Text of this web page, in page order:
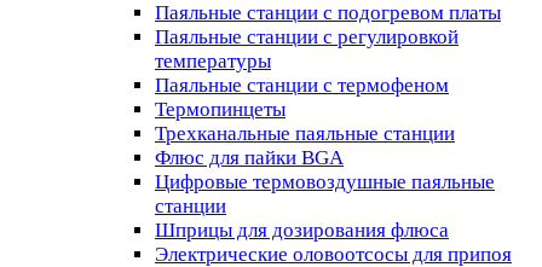
Паяльные станции с подогревом платы
Паяльные станции с регулировкой
температуры
Паяльные станции с термофеном
Термопинцеты
Трехканальные паяльные станции
Флюс для пайки BGA
Цифровые термовоздушные паяльные
станции
Шприцы для дозирования флюса
Электрические оловоотсосы для припоя